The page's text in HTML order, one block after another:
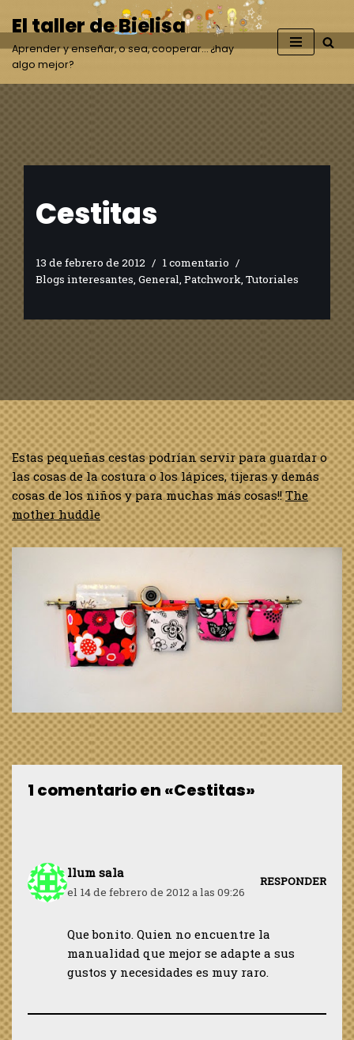
Saltar
al
contenido
El taller de Bielisa
Aprender y enseñar, o sea, cooperar… ¿hay
algo mejor?
Cestitas
13 de febrero de 2012
1 comentario
Blogs interesantes General Patchwork Tutoriales
Estas pequeñas cestas podrían servir para guardar o
las cosas de la costura o los lápices, tijeras y demás
cosas de los niños y para muchas más cosas!!The
mother huddle
1 comentario en «Cestitas»
llum sala
el 14 de febrero de 2012 a las 09:26
RESPONDER
Que bonito. Quien no encuentre la
manualidad que mejor se adapte a sus
gustos y necesidades es muy raro.